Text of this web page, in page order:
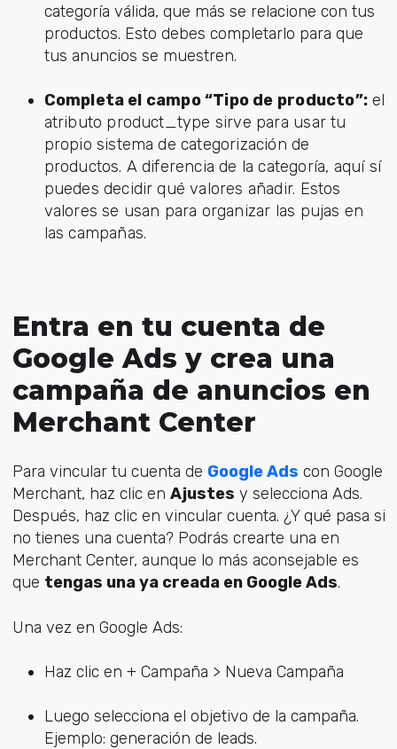
categoría válida, que más se relacione con tus
productos. Esto debes completarlo para que
tus anuncios se muestren.
Completa el campo “Tipo de producto”:el
atributo product_type sirve para usar tu
propio sistema de categorización de
productos. A diferencia de la categoría, aquí sí
puedes decidir qué valores añadir. Estos
valores se usan para organizar las pujas en
las campañas.
Entra en tu cuenta de
Google Ads y crea una
campaña de anuncios en
Merchant Center
Para vincular tu cuenta de Google Ads con Google
Merchant, haz clic en Ajustes y selecciona Ads.
Después, haz clic en vincular cuenta. ¿Y qué pasa si
no tienes una cuenta? Podrás crearte una en
Merchant Center, aunque lo más aconsejable es
que tengas una ya creada en Google Ads.
Una vez en Google Ads:
Haz clic en + Campaña > Nueva Campaña
Luego selecciona el objetivo de la campaña.
Ejemplo: generación de leads.